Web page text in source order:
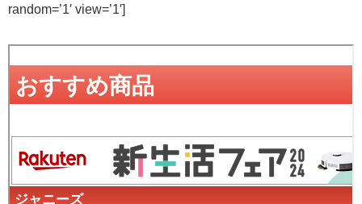
random=’1′ view=’1′]